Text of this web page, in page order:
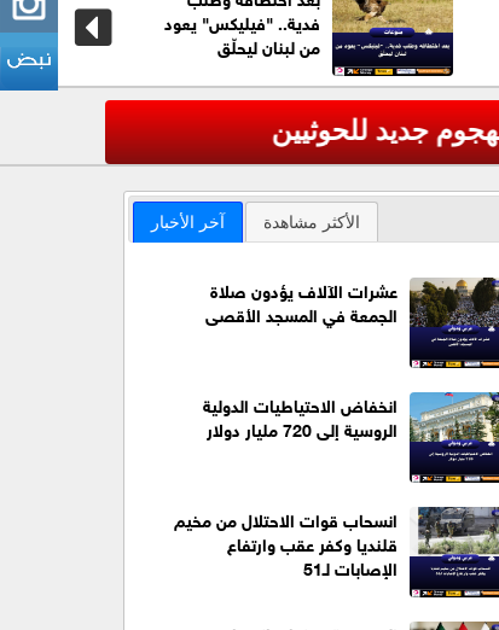
فدية.. "فيليكس" يعود
من لبنان ليحلّق
آخر الأخبار الأكثر مشاهدة
عشرات الآلاف يؤدون صلاة
الجمعة في المسجد الأقصى
انخفاض الاحتياطيات الدولية
الروسية إلى 720 مليار دولار
انسحاب قوات الاحتلال من مخيم
قلنديا وكفر عقب وارتفاع
الإصابات لـ51